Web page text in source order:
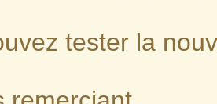
tester la